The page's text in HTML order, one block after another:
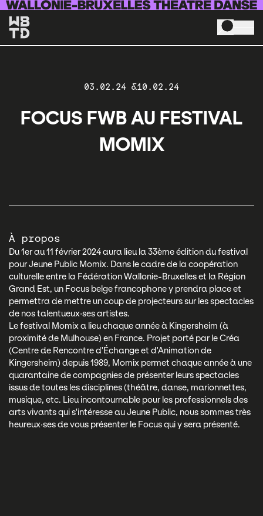
Aller au contenu principal
03.02.24 10.02.24
FOCUS FWB AU FESTIVAL
MOMIX
À propos
Du 1er au 11 février 2024 aura lieu la 33ème édition du festival
pour Jeune Public Momix. Dans le cadre de la coopération
culturelle entre la Fédération Wallonie-Bruxelles et la Région
Grand Est, un Focus belge francophone y prendra place et
permettra de mettre un coup de projecteurs sur les spectacles
de nos talentueux·ses artistes.
Le festival Momix a lieu chaque année à Kingersheim (à
proximité de Mulhouse) en France. Projet porté par le Créa
(Centre de Rencontre d'Échange et d'Animation de
Kingersheim) depuis 1989, Momix permet chaque année à une
quarantaine de compagnies de présenter leurs spectacles
issus de toutes les disciplines (théâtre, danse, marionnettes,
musique, etc. Lieu incontournable pour les professionnels des
arts vivants qui s'intéresse au Jeune Public, nous sommes très
heureux·ses de vous présenter le Focus qui y sera présenté.